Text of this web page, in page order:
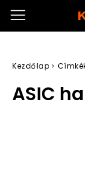
Kezdőlap
ASIC